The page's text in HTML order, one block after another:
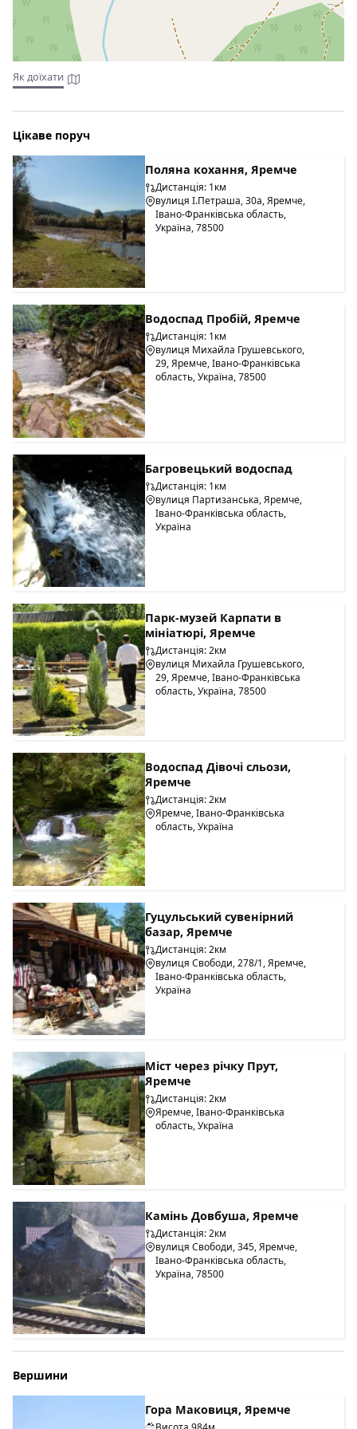
Як доїхати
Цікаве поруч
Поляна кохання, Яремче
Дистанція: 1км
вулиця І.Петраша, 30а, Яремче,
Івано-Франківська область,
Україна, 78500
Водоспад Пробій, Яремче
Дистанція: 1км
вулиця Михайла Грушевського,
29, Яремче, Івано-Франківська
область, Україна, 78500
Багровецький водоспад
Дистанція: 1км
вулиця Партизанська, Яремче,
Івано-Франківська область,
Україна
Парк-музей Карпати в
мініатюрі, Яремче
Дистанція: 2км
вулиця Михайла Грушевського,
29, Яремче, Івано-Франківська
область, Україна, 78500
Водоспад Дівочі сльози,
Яремче
Дистанція: 2км
Яремче, Івано-Франківська
область, Україна
Гуцульський сувенірний
базар, Яремче
Дистанція: 2км
вулиця Свободи, 278/1, Яремче,
Івано-Франківська область,
Україна
Міст через річку Прут,
Яремче
Дистанція: 2км
Яремче, Івано-Франківська
область, Україна
Камінь Довбуша, Яремче
Дистанція: 2км
вулиця Свободи, 345, Яремче,
Івано-Франківська область,
Україна, 78500
Вершини
Гора Маковиця, Яремче